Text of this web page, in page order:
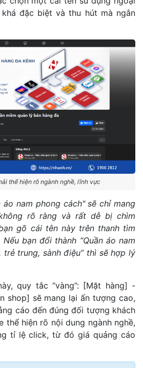
đặc biệt và thu hút mà ngắn
thể hiện rõ ngành nghề, lĩnh vực
áo nam phong cách" sẽ chỉ mang
rõ ràng và rất dễ bị chìm
gõ cái tên này trên thanh tìm
bạn đổi thành “Quần áo nam
trung, sành điệu” thì sẽ hợp lý
quy tắc “vàng”: [Mặt hàng] -
shop] sẽ mang lại ấn tượng cao,
cáo đến đúng đối tượng khách
thể hiện rõ nội dung ngành nghề,
tỉ lệ click, từ đó giá quảng cáo